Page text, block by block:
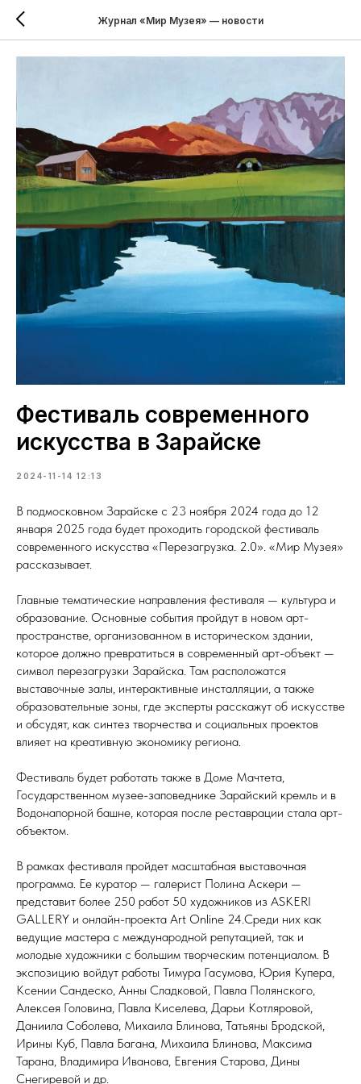
Журнал «Мир Музея» — новости
Фестиваль современного
искусства в Зарайске
2024-11-14 12:13
В подмосковном Зарайске с 23 ноября 2024 года до 12
января 2025 года будет проходить городской фестиваль
современного искусства «Перезагрузка. 2.0». «Мир Музея»
рассказывает.
Главные тематические направления фестиваля — культура и
образование. Основные события пройдут в новом арт-
пространстве, организованном в историческом здании,
которое должно превратиться в современный арт-объект —
символ перезагрузки Зарайска. Там расположатся
выставочные залы, интерактивные инсталляции, а также
образовательные зоны, где эксперты расскажут об искусстве
и обсудят, как синтез творчества и социальных проектов
влияет на креативную экономику региона.
Фестиваль будет работать также в Доме Мачтета,
Государственном музее-заповеднике Зарайский кремль и в
Водонапорной башне, которая после реставрации стала арт-
объектом.
В рамках фестиваля пройдет масштабная выставочная
программа. Ее куратор — галерист Полина Аскери —
представит более 250 работ 50 художников из ASKERI
GALLERY и онлайн-проекта Art Online 24.Среди них как
ведущие мастера с международной репутацией, так и
молодые художники с большим творческим потенциалом. В
экспозицию войдут работы Тимура Гасумова, Юрия Купера,
Ксении Сандеско, Анны Сладковой, Павла Полянского,
Алексея Головина, Павла Киселева, Дарьи Котляровой,
Даниила Соболева, Михаила Блинова, Татьяны Бродской,
Ирины Куб, Павла Багана, Михаила Блинова, Максима
Тарана, Владимира Иванова, Евгения Старова, Дины
Снегиревой и др.